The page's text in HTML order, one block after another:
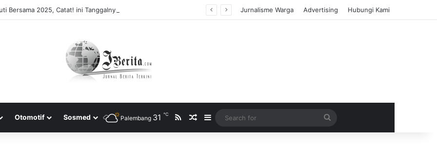
Bersama 2025, Catat! ini Tanggalnya Jurnalisme Warga Advertising Hubungi Kami
Otomotif Sosmed Palembang 31 ℃ RSSRandom Article
Sidebar
for